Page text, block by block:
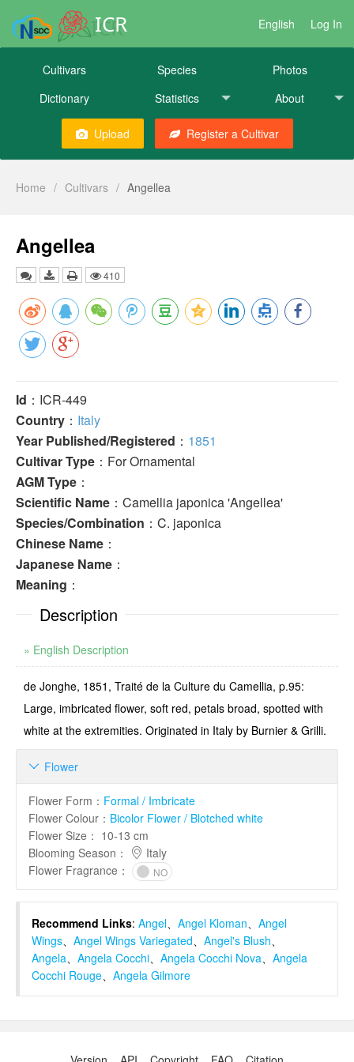
ICR English Log In
Cultivars Species
Photos
Dictionary
Statistics About
Upload Register a Cultivar
Home / Cultivars / Angellea
Angellea
410
Id ：ICR-449
Country ： Italy
Year Published/Registered ： 1851
Cultivar Type ：For Ornamental
AGM Type ：
Scientific Name ：Camellia japonica 'Angellea'
Species/Combination ：C. japonica
Chinese Name ：
Japanese Name ：
Meaning ：
Description
» English Description
de Jonghe, 1851, Traité de la Culture du Camellia, p.95:
Large, imbricated flower, soft red, petals broad, spotted with
white at the extremities. Originated in Italy by Burnier & Grilli.
Flower

Flower Form ： Formal / Imbricate
Flower Colour ： Bicolor Flower / Blotched white
Flower Size ： 10-13 cm
Blooming Season ：
Italy
Flower Fragrance ： NO
Recommend Links: Angel、 Angel Kloman、 Angel
Wings、 Angel Wings Variegated、 Angel's Blush、
Angela、 Angela Cocchi、 Angela Cocchi Nova、 Angela
Cocchi Rouge、 Angela Gilmore